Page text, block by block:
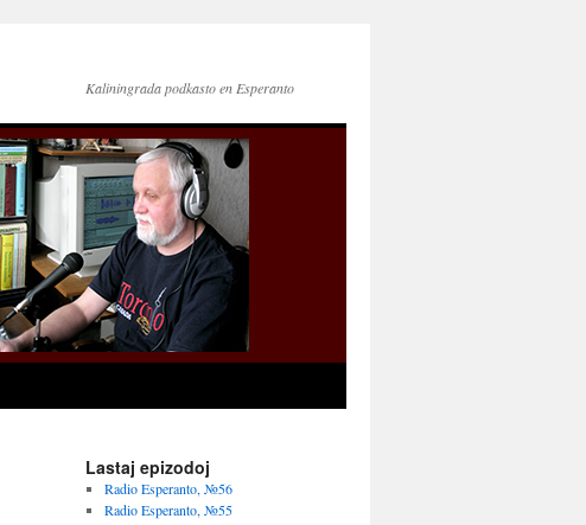
Kaliningrada podkasto en Esperanto
Lastaj epizodoj
Radio Esperanto, №56
Radio Esperanto, №55